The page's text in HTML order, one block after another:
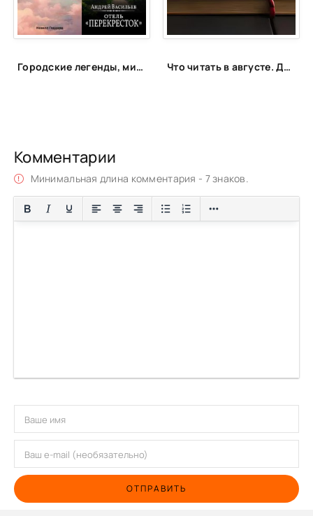
Городские легенды, мистические истории и всё о хтони Что читать в августе. Длинный список вышедших и планируемых книжных новинок (включая переиздания)
Комментарии
Минимальная длина комментария - 7 знаков.
ОТПРАВИТЬ